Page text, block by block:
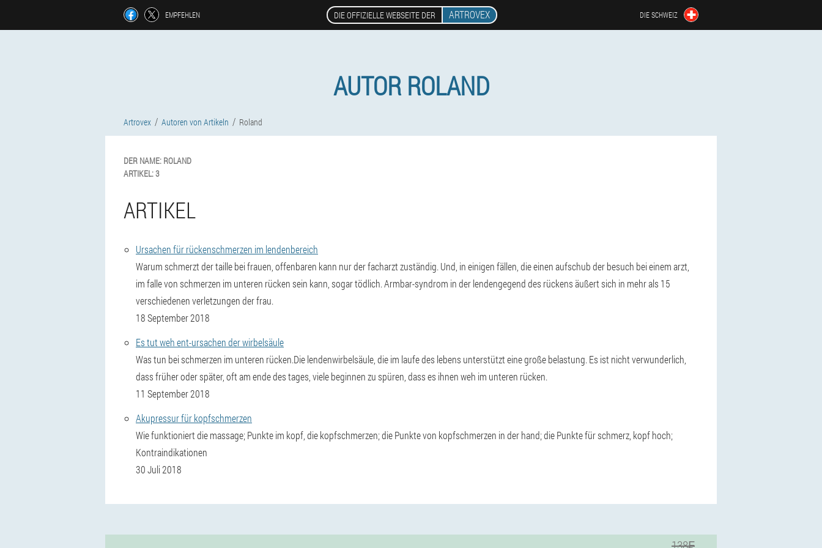
EMPFEHLEN DIE OFFIZIELLE WEBSEITE DER ARTROVEX DIE SCHWEIZ
AUTOR ROLAND
Artrovex Autoren von Artikeln Roland
DER NAME: ROLAND
ARTIKEL:3
ARTIKEL
Ursachen für rückenschmerzen im lendenbereich
Warum schmerzt der taille bei frauen, offenbaren kann nur der facharzt zuständig. Und, in einigen fällen, die einen aufschub der besuch bei einem arzt,
im falle von schmerzen im unteren rücken sein kann, sogar tödlich. Armbar-syndrom in der lendengegend des rückens äußert sich in mehr als 15
verschiedenen verletzungen der frau.
18 September 2018
Es tut weh ent-ursachen der wirbelsäule
Was tun bei schmerzen im unteren rücken.Die lendenwirbelsäule, die im laufe des lebens unterstützt eine große belastung. Es ist nicht verwunderlich,
dass früher oder später, oft am ende des tages, viele beginnen zu spüren, dass es ihnen weh im unteren rücken.
11 September 2018
Akupressur für kopfschmerzen
Wie funktioniert die massage; Punkte im kopf, die kopfschmerzen; die Punkte von kopfschmerzen in der hand; die Punkte für schmerz, kopf hoch;
Kontraindikationen
30 Juli 2018